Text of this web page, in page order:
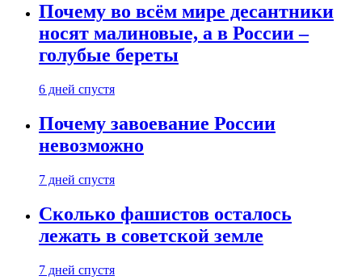
Почему во всём мире десантники
носят малиновые, а в России –
голубые береты
6 дней спустя
Почему завоевание России
невозможно
7 дней спустя
Сколько фашистов осталось
лежать в советской земле
7 дней спустя